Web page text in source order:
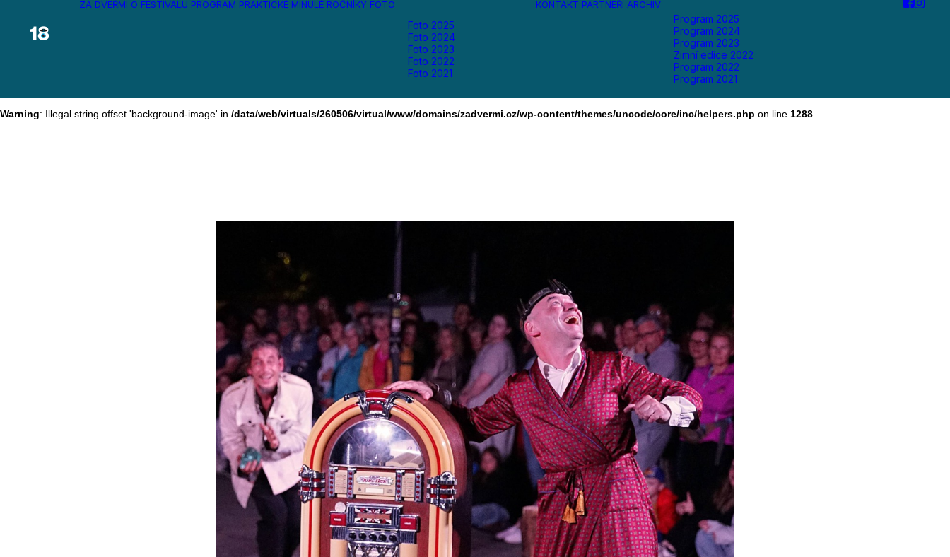
ZA DVEŘMI O FESTIVALU PROGRAM PRAKTICKÉ MINULÉ ROČNÍKY FOTO
Foto 2025
Foto 2024
Foto 2023
Foto 2022
Foto 2021
KONTAKT PARTNEŘI ARCHIV
Program 2025
Program 2024
Program 2023
Zimní edice 2022
Program 2022
Program 2021
Warning: Illegal string offset 'background-image' in /data/web/virtuals/260506/virtual/www/domains/zadvermi.cz/wp-content/themes/uncode/core/inc/helpers.php on line 1288